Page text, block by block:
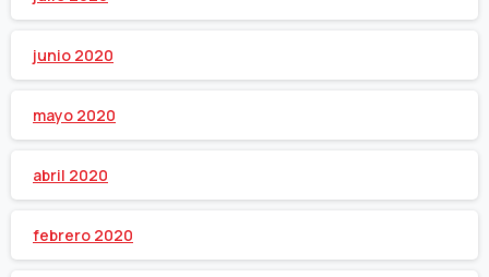
junio 2020
mayo 2020
abril 2020
febrero 2020